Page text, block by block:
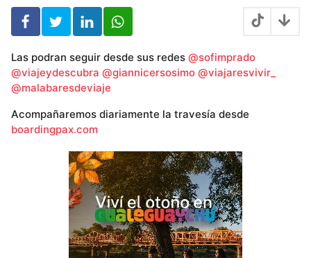
Las podran seguir desde sus redes @sofimprado
@viajeydescubra @giannicersosimo @viajaresvivir_
@malabaresdeviaje
Acompañaremos diariamente la travesía desde
boardingpax.com